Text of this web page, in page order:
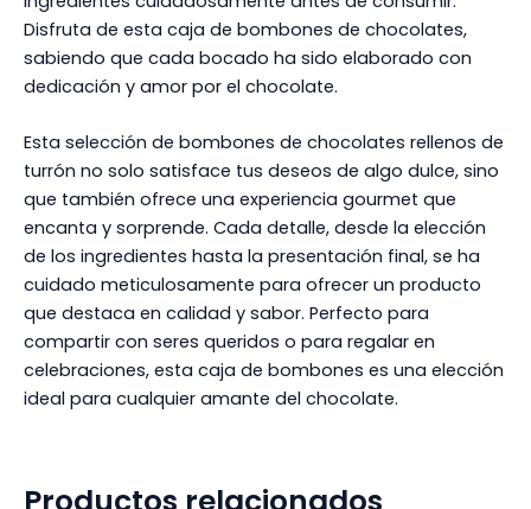
Disfruta de esta caja de bombones de chocolates,
sabiendo que cada bocado ha sido elaborado con
dedicación y amor por el chocolate.
Esta selección de bombones de chocolates rellenos de
turrón no solo satisface tus deseos de algo dulce, sino
que también ofrece una experiencia gourmet que
encanta y sorprende. Cada detalle, desde la elección
de los ingredientes hasta la presentación final, se ha
cuidado meticulosamente para ofrecer un producto
que destaca en calidad y sabor. Perfecto para
compartir con seres queridos o para regalar en
celebraciones, esta caja de bombones es una elección
ideal para cualquier amante del chocolate.